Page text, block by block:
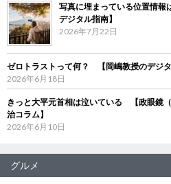
写真に埋まっている位置情
デジタル指南】
2026年7月22日
ゼロトラストって何？ 【岡嶋教授のデジタ
2026年6月18日
きっと大平元首相は泣いている 【政眼鏡
治コラム】
2026年6月10日
グルメ